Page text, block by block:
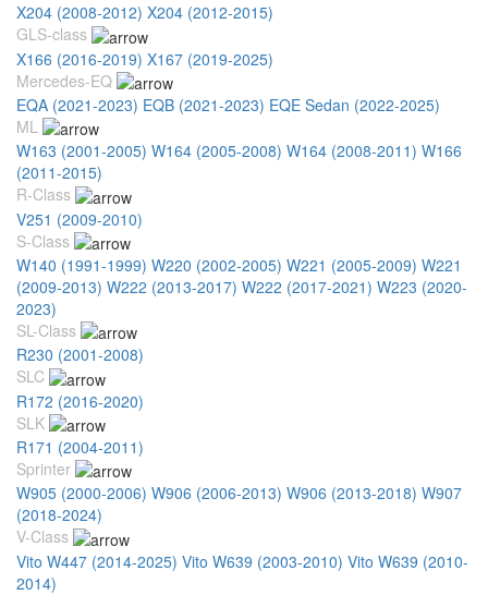
X204 (2008-2012) X204 (2012-2015)
GLS-class
X166 (2016-2019) X167 (2019-2025)
Mercedes-EQ
EQA (2021-2023) EQB (2021-2023) EQE Sedan (2022-2025)
ML
W163 (2001-2005) W164 (2005-2008) W164 (2008-2011) W166
(2011-2015)
R-Class
V251 (2009-2010)
S-Class
W140 (1991-1999) W220 (2002-2005) W221 (2005-2009) W221
(2009-2013) W222 (2013-2017) W222 (2017-2021) W223 (2020-
2023)
SL-Class
R230 (2001-2008)
SLC
R172 (2016-2020)
SLK
R171 (2004-2011)
Sprinter
W905 (2000-2006) W906 (2006-2013) W906 (2013-2018) W907
(2018-2024)
V-Class
Vito W447 (2014-2025) Vito W639 (2003-2010) Vito W639 (2010-
2014)